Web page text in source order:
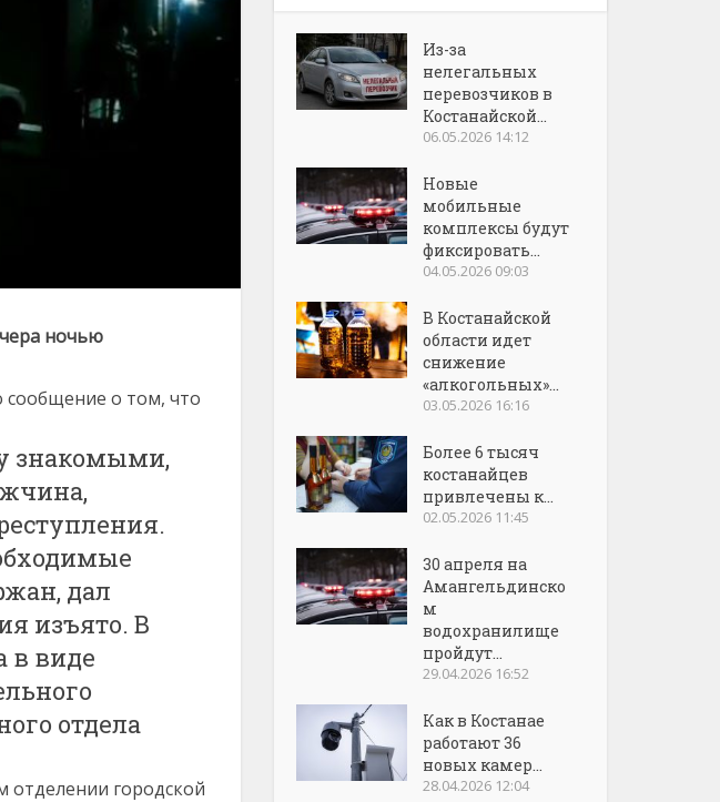
ночью
сообщение о том, что
знакомыми,
дал
изъято. В
в виде
отдела
отделении городской
Из-за
нелегальных
перевозчиков в
Костанайской...
06.05.2026 14:12
Новые
мобильные
комплексы будут
фиксировать...
04.05.2026 09:03
В Костанайской
области идет
снижение
«алкогольных»...
03.05.2026 16:16
Более 6 тысяч
костанайцев
привлечены к...
02.05.2026 11:45
30 апреля на
Амангельдинско
м
водохранилище
пройдут...
29.04.2026 16:52
Как в Костанае
работают 36
новых камер...
28.04.2026 12:04